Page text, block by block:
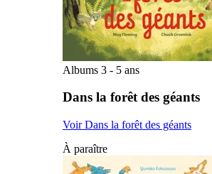
Albums 3 - 5 ans
Dans la forêt des géants
Voir Dans la forêt des géants
À paraître